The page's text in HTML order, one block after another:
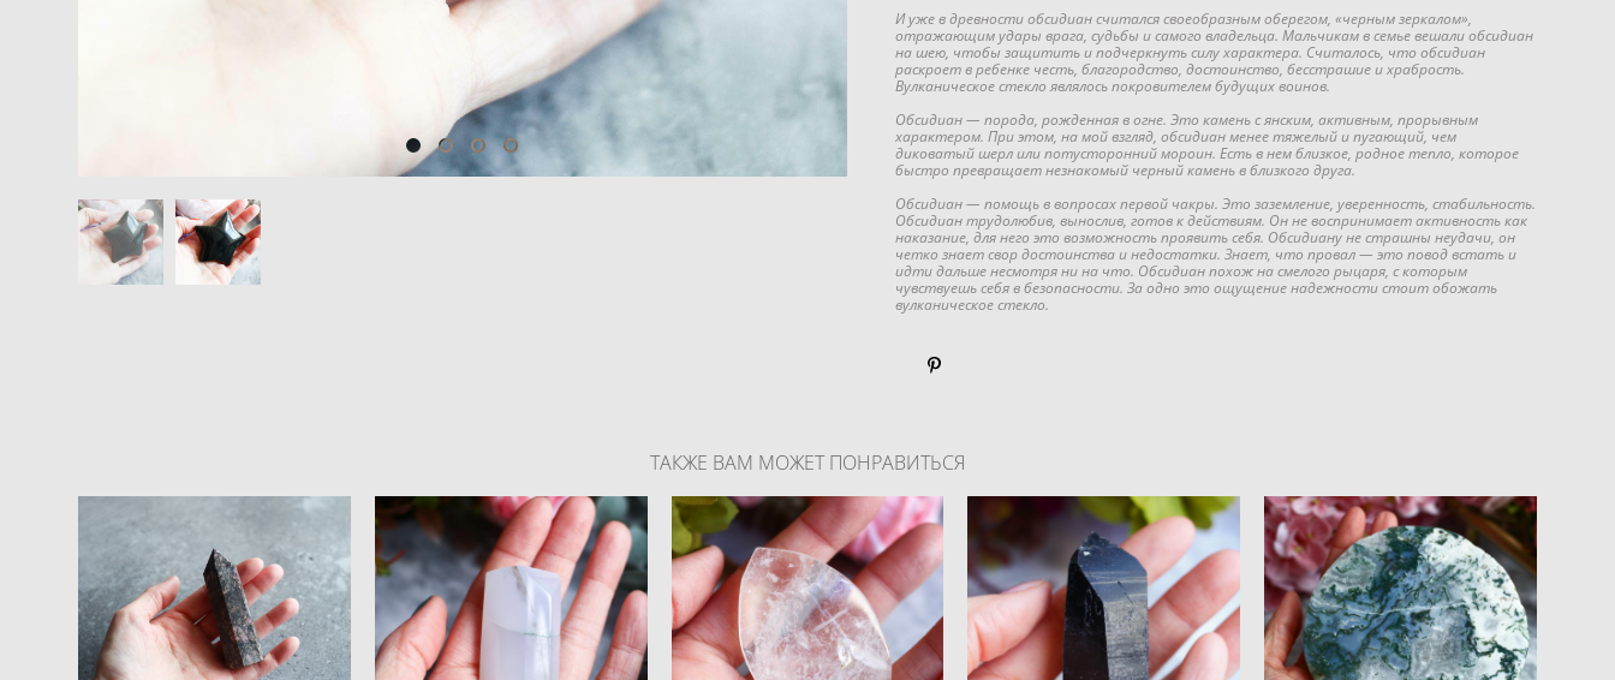
И уже в древности обсидиан считался своеобразным оберегом, «черным зеркалом»,
отражающим удары врага, судьбы и самого владельца. Мальчикам в семье вешали обсидиан
на шею, чтобы защитить и подчеркнуть силу характера. Считалось, что обсидиан
раскроет в ребенке честь, благородство, достоинство, бесстрашие и храбрость.
Вулканическое стекло являлось покровителем будущих воинов.
Обсидиан — порода, рожденная в огне. Это камень с янским, активным, прорывным
характером. При этом, на мой взгляд, обсидиан менее тяжелый и пугающий, чем
диковатый шерл или потусторонний мороин. Есть в нем близкое, родное тепло, которое
быстро превращает незнакомый черный камень в близкого друга.
Обсидиан — помощь в вопросах первой чакры. Это заземление, уверенность, стабильность.
Обсидиан трудолюбив, вынослив, готов к действиям. Он не воспринимает активность как
наказание, для него это возможность проявить себя. Обсидиану не страшны неудачи, он
четко знает свор достоинства и недостатки. Знает, что провал — это повод встать и
идти дальше несмотря ни на что. Обсидиан похож на смелого рыцаря, с которым
чувствуешь себя в безопасности. За одно это ощущение надежности стоит обожать
вулканическое стекло.
ТАКЖЕ ВАМ МОЖЕТ ПОНРАВИТЬСЯ